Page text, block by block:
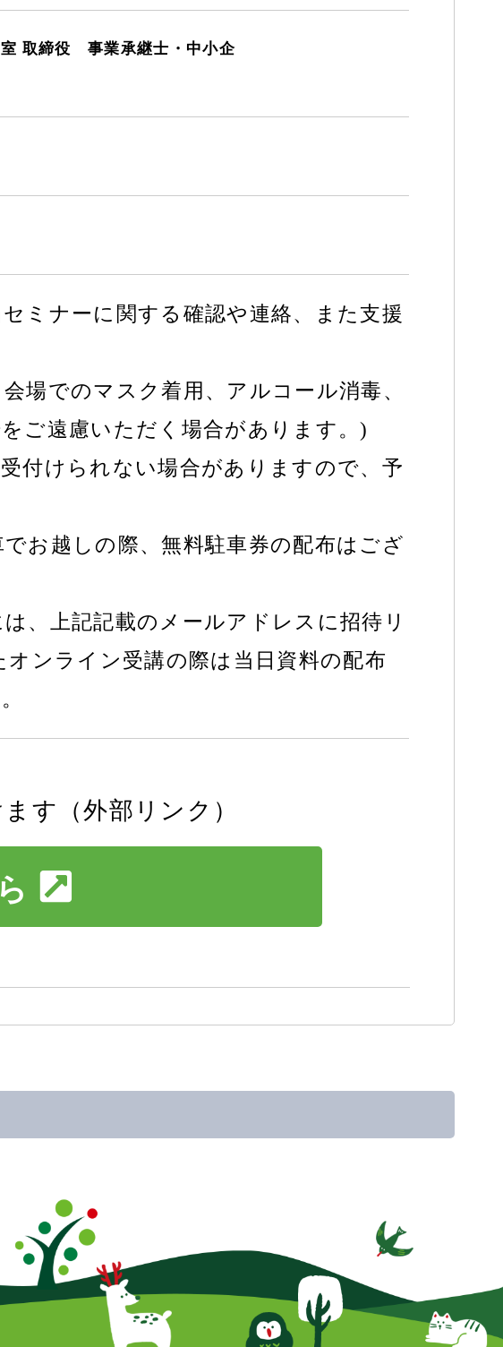
取締役 事業承継士・中小企
ミナーに関する確認や連絡、また支援
場でのマスク着用、アルコール消毒、
ご遠慮いただく場合があります。)
付けられない場合がありますので、予
お越しの際、無料駐車券の配布はござ
、上記記載のメールアドレスに招待リ
ンライン受講の際は当日資料の配布
す（外部リンク）